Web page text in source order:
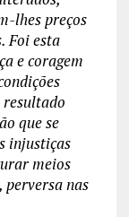
lhes preços
Foi esta
e coragem
que se
injustiças
meios
nas